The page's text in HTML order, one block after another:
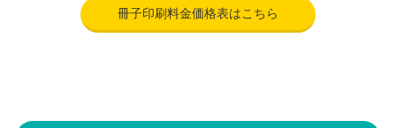
冊子印刷料金価格表はこちら